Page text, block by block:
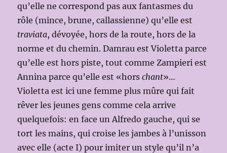
qu’elle ne correspond pas aux fantasmes du
rôle (mince, brune, callassienne) qu’elle est
traviata, dévoyée, hors de la route, hors de la
norme et du chemin. Damrau est Violetta parce
qu’elle est hors piste, tout comme Zampieri est
Annina parce qu’elle est «horschant»…
Violetta est ici une femme plus mûre qui fait
rêver les jeunes gens comme cela arrive
quelquefois: en face un Alfredo gauche, qui se
tort les mains, qui croise les jambes à l’unisson
avec elle (acte I) pour imiter un style qu’il n’a